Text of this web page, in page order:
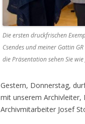
Die ersten druckfrischen
Csendes und meiner Gattin
die Präsentation sehen Sie wie
Gestern, Donnerstag,
mit unserem Archivleiter,
Archivmitarbeiter Josef